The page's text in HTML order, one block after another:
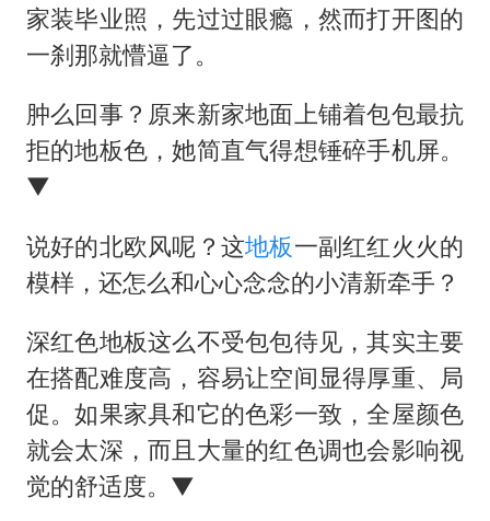
方桃子代言广告视频已下架
白海豚在海上打了个结
上交绝杀清华 姚明笑出表情包
构建更高水平的全民健身公共服务体系
家装毕业照，先过过眼瘾，然而打开图的
一刹那就懵逼了。
肿么回事？原来新家地面上铺着包包最抗
拒的地板色，她简直气得想锤碎手机屏。
▼
说好的北欧风呢？这地板一副红红火火的
模样，还怎么和心心念念的小清新牵手？
深红色地板这么不受包包待见，其实主要
在搭配难度高，容易让空间显得厚重、局
促。如果家具和它的色彩一致，全屋颜色
就会太深，而且大量的红色调也会影响视
觉的舒适度。▼